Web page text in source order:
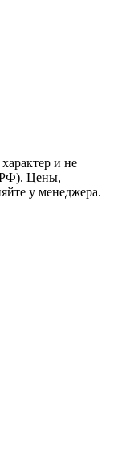
и не
РФ). Цены,
у менеджера.